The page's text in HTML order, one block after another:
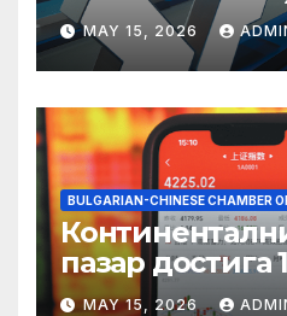
пазаруването
MAY 15, 2026
BULGARIAN-CHINESE CHAMBER
пазар достига
връх
MAY 15, 2026